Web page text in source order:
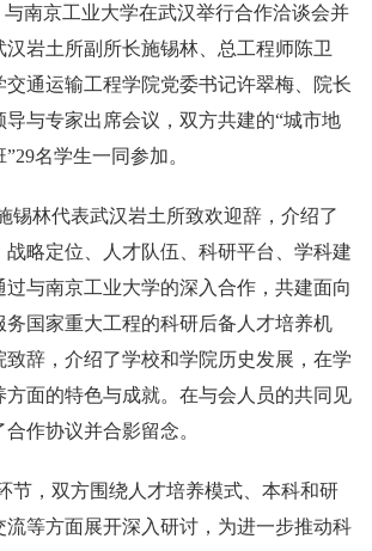
与南京工业大学在武汉举行合作洽谈会并
岩土所副所长施锡林、总工程师陈卫
交通运输工程学院党委书记许翠梅、院长
导与专家出席会议，双方共建的“城市地
名学生一同参加。
锡林代表武汉岩土所致欢迎辞，介绍了
战略定位、人才队伍、科研平台、学科建
与南京工业大学的深入合作，共建面向
务国家重大工程的科研后备人才培养机
致辞，介绍了学校和学院历史发展，在学
方面的特色与成就。在与会人员的共同见
作协议并合影留念。
节，双方围绕人才培养模式、本科和研
流等方面展开深入研讨，为进一步推动科